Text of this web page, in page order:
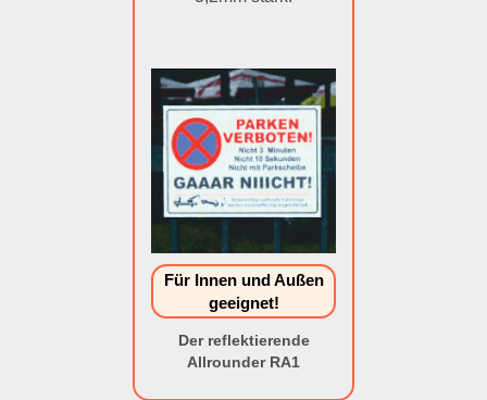
Für Innen und Außen
geeignet!
Der reflektierende
Allrounder RA1